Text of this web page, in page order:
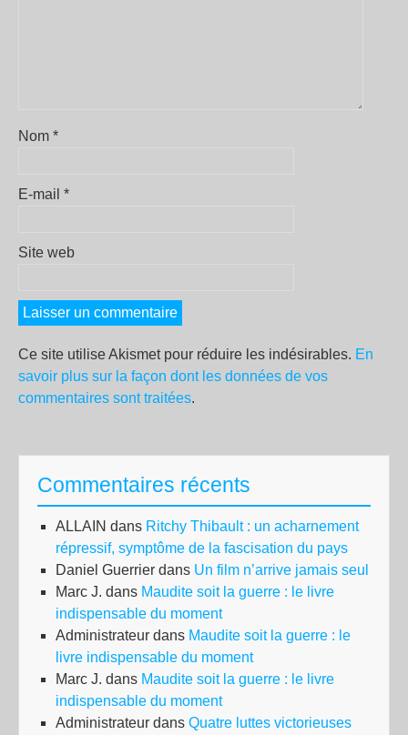
Nom *
E-mail *
Site web
Ce site utilise Akismet pour réduire les indésirables. En
savoir plus sur la façon dont les données de vos
commentaires sont traitées.
Commentaires récents
ALLAIN dans Ritchy Thibault : un acharnement
répressif, symptôme de la fascisation du pays
Daniel Guerrier dans Un film n’arrive jamais seul
Marc J. dans Maudite soit la guerre : le livre
indispensable du moment
Administrateur dans Maudite soit la guerre : le
livre indispensable du moment
Marc J. dans Maudite soit la guerre : le livre
indispensable du moment
Administrateur dans Quatre luttes victorieuses